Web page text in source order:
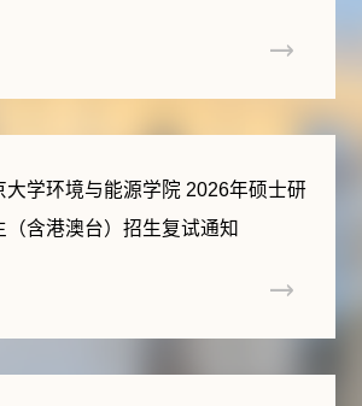
大学环境与能源学院 2026年硕士研
（含港澳台）招生复试通知